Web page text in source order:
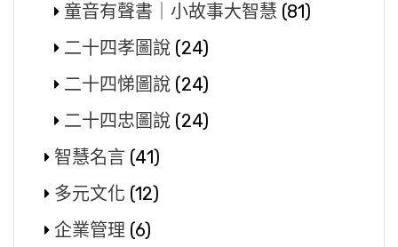
童音有聲書｜小故事大智慧 (81)
二十四孝圖說 (24)
二十四悌圖說 (24)
二十四忠圖說 (24)
智慧名言 (41)
多元文化 (12)
企業管理 (6)